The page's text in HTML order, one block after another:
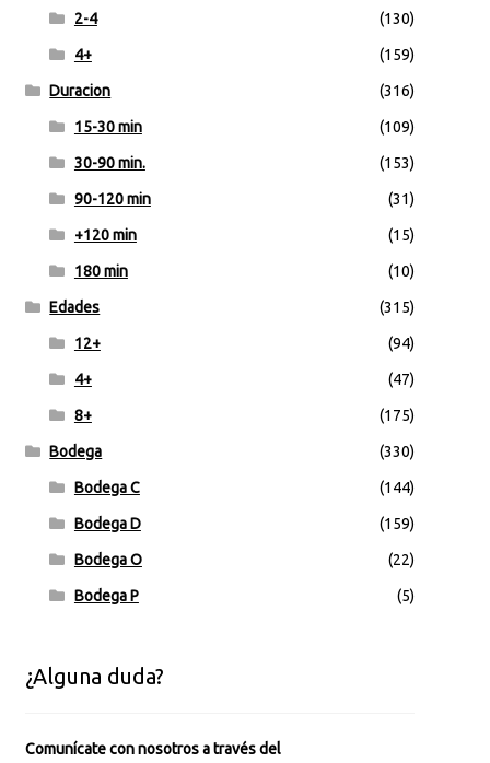
2-4 (130)
4+ (159)
Duracion (316)
15-30 min (109)
30-90 min. (153)
90-120 min (31)
+120 min (15)
180 min (10)
Edades (315)
12+ (94)
4+ (47)
8+ (175)
Bodega (330)
Bodega C (144)
Bodega D (159)
Bodega O (22)
Bodega P (5)
¿Alguna duda?
Comunícate con nosotros a través del